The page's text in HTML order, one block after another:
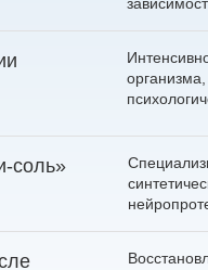
соль»